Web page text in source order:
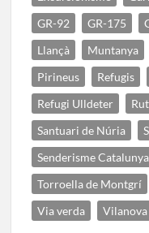
GR-92
GR-175
Llançà
Muntanya
Pirineus
Refugis
Refugi Ulldeter
Santuari de Núria
Senderisme Catalunya
Torroella de Montgrí
Via verda